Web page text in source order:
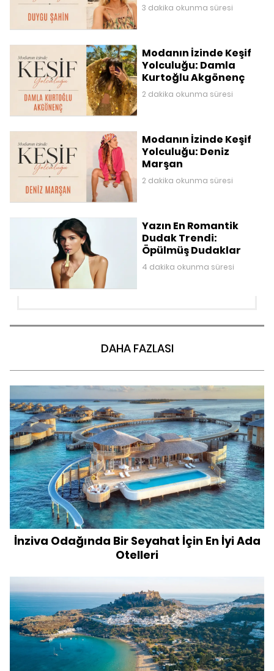
3 dakika okunma süresi
Modanın İzinde Keşif
Yolculuğu: Damla
Kurtoğlu Akgönenç
2 dakika okunma süresi
Modanın İzinde Keşif
Yolculuğu: Deniz
Marşan
2 dakika okunma süresi
Yazın En Romantik
Dudak Trendi:
Öpülmüş Dudaklar
4 dakika okunma süresi
DAHA FAZLASI
İnziva Odağında Bir Seyahat İçin En İyi Ada
Otelleri